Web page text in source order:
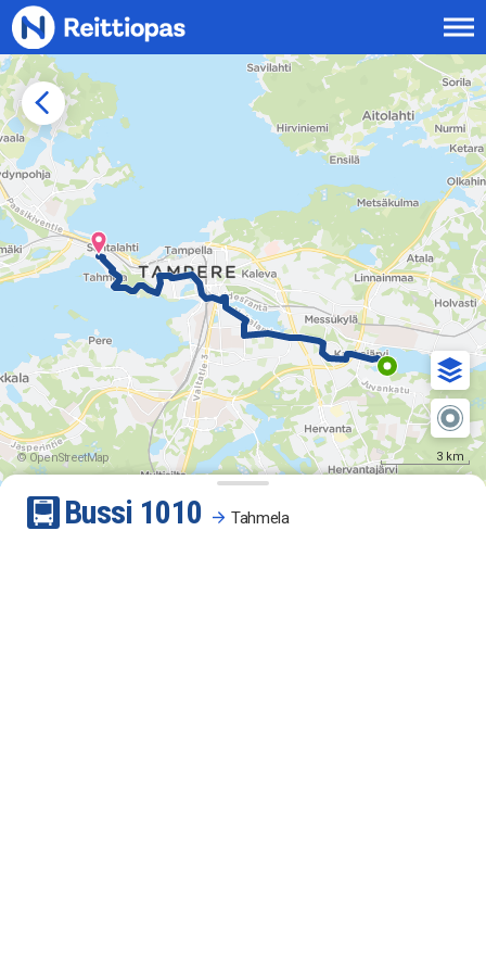
Siirry sisältöön
© OpenStreetMap 3 km
Bussi 1010 Tahmela